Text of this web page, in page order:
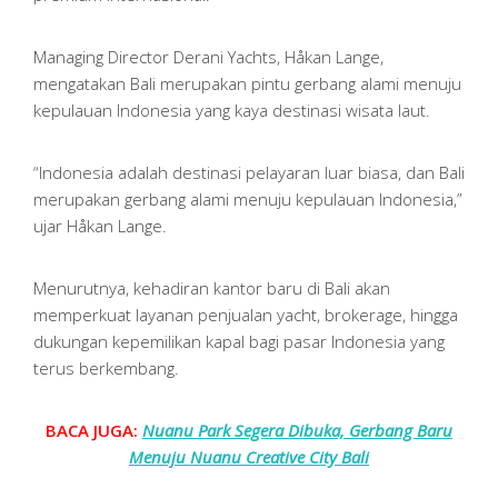
Managing Director Derani Yachts, Håkan Lange,
mengatakan Bali merupakan pintu gerbang alami menuju
kepulauan Indonesia yang kaya destinasi wisata laut.
“Indonesia adalah destinasi pelayaran luar biasa, dan Bali
merupakan gerbang alami menuju kepulauan Indonesia,”
ujar Håkan Lange.
Menurutnya, kehadiran kantor baru di Bali akan
memperkuat layanan penjualan yacht, brokerage, hingga
dukungan kepemilikan kapal bagi pasar Indonesia yang
terus berkembang.
BACA JUGA: Nuanu Park Segera Dibuka, Gerbang Baru
Menuju Nuanu Creative City Bali